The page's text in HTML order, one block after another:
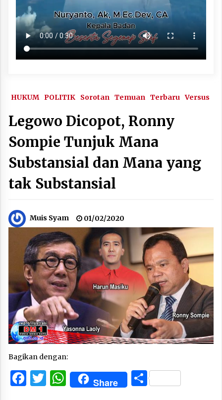
HUKUM POLITIK Sorotan Temuan Terbaru Versus
Legowo Dicopot, Ronny
Sompie Tunjuk Mana
Substansial dan Mana yang
tak Substansial
Muis Syam 01/02/2020
Bagikan dengan:
Facebook
Twitter
WhatsApp
Share Share